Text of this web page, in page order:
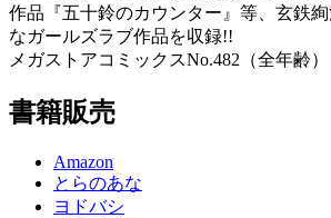
作品『五十鈴のカウンター』等、玄鉄
なガールズラブ作品を収録!!
メガストアコミックスNo.482（全年齢）
書籍販売
Amazon
とらのあな
ヨドバシ